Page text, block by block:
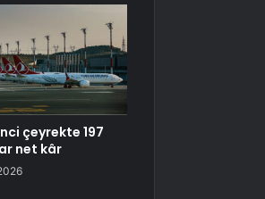
çeyrekte 197
net kâr